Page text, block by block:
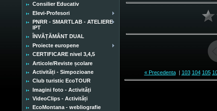
Consilier Educativ
Elevi-Profesori
PNRR - SMARTLAB - ATELIERE
IPT
ÎNVĂȚĂMÂNT DUAL
Proiecte europene
CERTIFICARE nivel 3,4,5
Articole/Reviste școlare
Activități - Simpozioane
Club turistic EcoTOUR
Imagini foto - Activități
VideoClips - Activități
EcoMontana - webliografie
« Precedenta| 103 104 105